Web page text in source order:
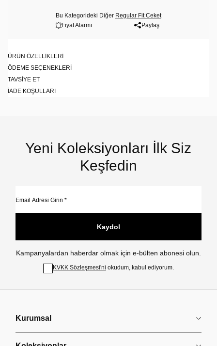
Bu Kategorideki Diğer Regular Fit Ceket
Fiyat Alarmı
Paylaş
ÜRÜN ÖZELLIKLERI
ÖDEME SEÇENEKLERI
TAVSIYE ET
İADE KOŞULLARI
Yeni Koleksiyonları İlk Siz
Keşfedin
Kaydol
Kampanyalardan haberdar olmak için e-bülten abonesi olun.
KVKK Sözleşmesi'ni okudum, kabul ediyorum.
Kurumsal